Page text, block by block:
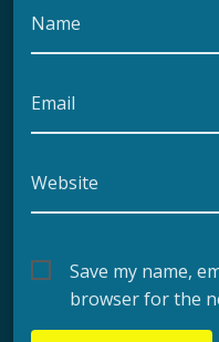
Name
Email
Website
Save my name,
browser for the